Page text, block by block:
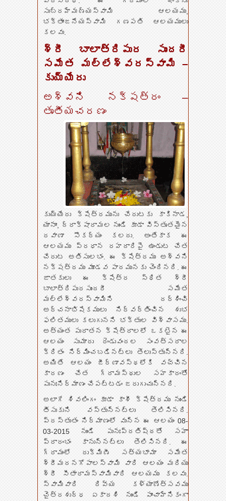
సుబ్రహ్మణ్యస్వామి ఆలయము,
భక్తాంజనేయస్వామి గణపతి ఆలయములు
కలవు.
శ్రీ బాలాత్రిపుర సుందరీ
సమేత మల్లేశ్వరస్వామి –
కుయ్యేరు
అశ్వని నక్షత్రం –
తృతీయచరణం
కుయ్యేరు క్షేత్రమును చేరుటకు కాకినాడ,
యానాం, ద్రాక్షారామల నుండి కూడా విస్తృతమైన
రవాణా సౌకర్యం కలదు. అంతేకాక ఈ
ఆలయము ప్రధాన రహదారిపై ఉండుట చేత
చేరుట అతిసులభం. ఈ క్షేత్రము అశ్వని
నక్షత్రము మూడవ పాదమునకు చెందినది. ఈ
జాతకులు ఈ క్షేత్ర స్థిత శ్రీ
బాలాత్రిపురసుందరీ సమేత
మల్లేశ్వరస్వామిని దర్శించి
అర్చనాభిషేకములు నిర్వర్తించిన శుభ
ఫలితములు కలుగునని భక్తుల విశ్వాసము.
అత్యంత పురాతన క్షేత్రాలలో ఒకటైన ఈ
ఆలయం సుమారు రెండువందల సంవత్సరాల
క్రితం నిర్మించబడినట్లు తెలుస్తున్నది.
అయితే ఆలయం జీర్ణావస్థలోకి వచ్చిన
కారణం చేత గ్రామస్థుల సహకారంతో
పునఃనిర్మాణం చేపట్టడం జరుగుచున్నది.
అలాగే శివలింగం కూడా కాశీ క్షేత్రము నుండి
తీసుకుని వస్తున్నట్లు తెలిసినది.
ప్రస్తుతం నిర్మాణంలో వున్న ఈ ఆలయం 08-
03-2015 నుండి పునఃప్రతిష్ఠతో సహా
ప్రారంభం కానున్నట్లు తెలిసినది. ఈ
గ్రామంలో రుక్మిణీ సత్యభామా సమేత
శ్రీమదనగోపాలస్వామి వారి ఆలయం మరియు
శ్రీ సీతారామస్వామివారి ఆలయము కలవు.
స్వామివారి దివ్య కళ్యాణోత్సవము
చైత్రశుద్ధ ఏకాదశి నుండి పాంచాహ్నికంగా